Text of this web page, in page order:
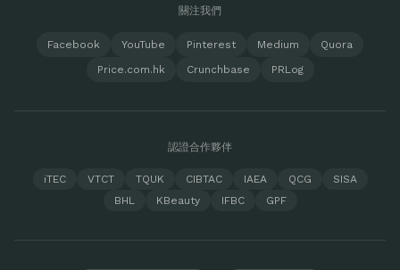
關注我們
Facebook YouTube Pinterest Medium
Quora
Price.com.hk
Crunchbase PRLog
認證合作夥伴
iTEC VTCT TQUK CIBTAC IAEA QCG
SISA
BHL
KBeauty IFBC GPF